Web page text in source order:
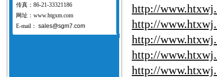
传真：86-21-33321186
网址：www.htgxm.com
E-mail： sales@sgm7.com
http://
http://
http://
http://
http://